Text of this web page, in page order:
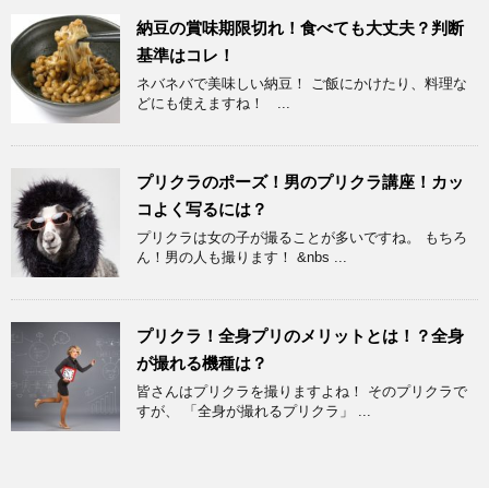
納豆の賞味期限切れ！食べても大丈夫？判断
基準はコレ！
ネバネバで美味しい納豆！ ご飯にかけたり、料理な
どにも使えますね！ ...
プリクラのポーズ！男のプリクラ講座！カッ
コよく写るには？
プリクラは女の子が撮ることが多いですね。 もちろ
ん！男の人も撮ります！ &nbs ...
プリクラ！全身プリのメリットとは！？全身
が撮れる機種は？
皆さんはプリクラを撮りますよね！ そのプリクラで
すが、 「全身が撮れるプリクラ」 ...